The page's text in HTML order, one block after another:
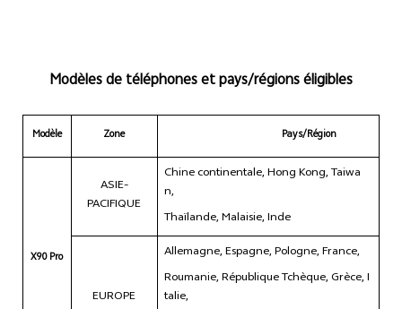
Modèles de téléphones et pays/régions éligibles
Modèle Zone Pays/Région
X90 Pro
ASIE-
PACIFIQUE
Chine continentale, Hong Kong, Taiwa
n,
Thaïlande, Malaisie, Inde
EUROPE
Allemagne, Espagne, Pologne, France,
Roumanie, République Tchèque, Grèce, I
talie,